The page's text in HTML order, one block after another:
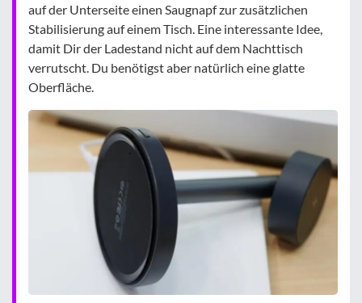
auf der Unterseite einen Saugnapf zur zusätzlichen
Stabilisierung auf einem Tisch. Eine interessante Idee,
damit Dir der Ladestand nicht auf dem Nachttisch
verrutscht. Du benötigst aber natürlich eine glatte
Oberfläche.